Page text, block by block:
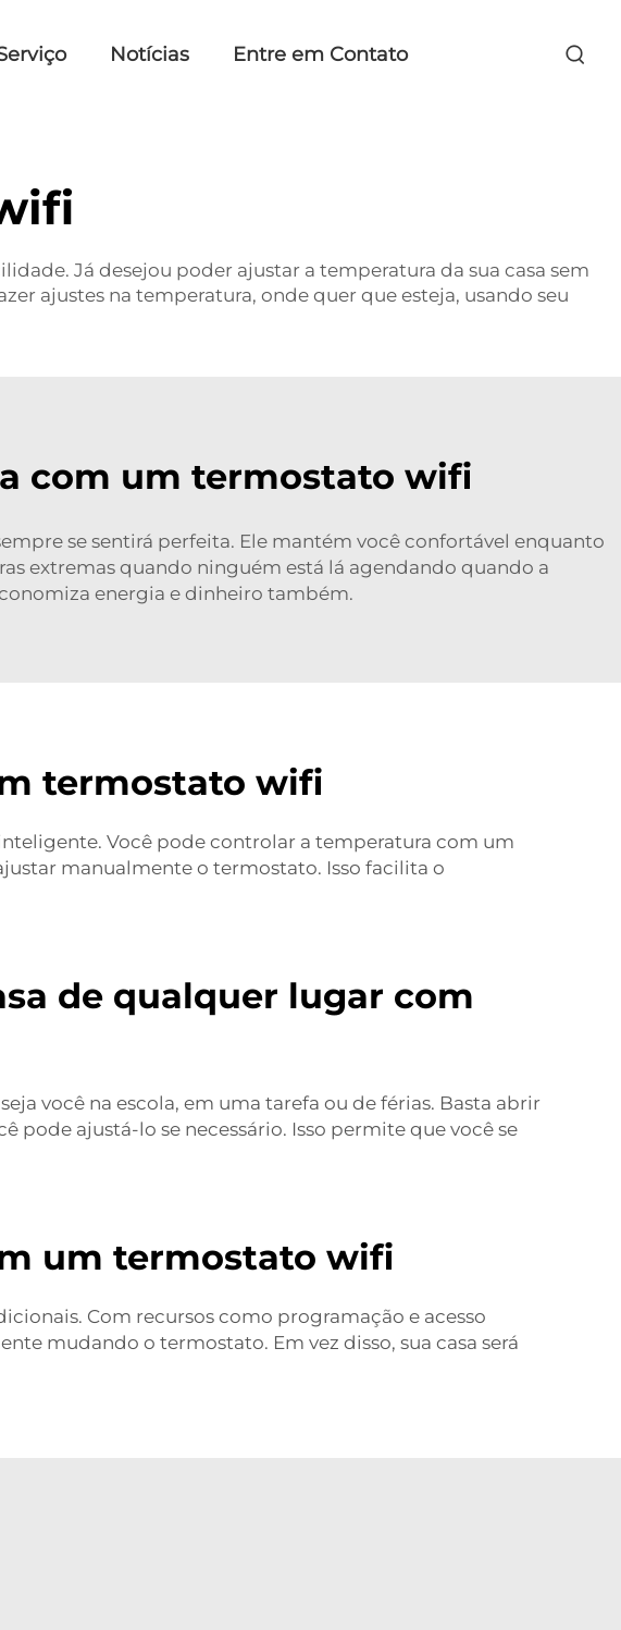
Notícias Entre em Contato
Já desejou poder ajustar a temperatura da sua casa sem
ajustes na temperatura, onde quer que esteja, usando seu
com um termostato wifi
se sentirá perfeita. Ele mantém você confortável enquanto
extremas quando ninguém está lá agendando quando a
energia e dinheiro também.
termostato wifi
Você pode controlar a temperatura com um
manualmente o termostato. Isso facilita o
de qualquer lugar com
você na escola, em uma tarefa ou de férias. Basta abrir
pode ajustá-lo se necessário. Isso permite que você se
um termostato wifi
Com recursos como programação e acesso
mudando o termostato. Em vez disso, sua casa será